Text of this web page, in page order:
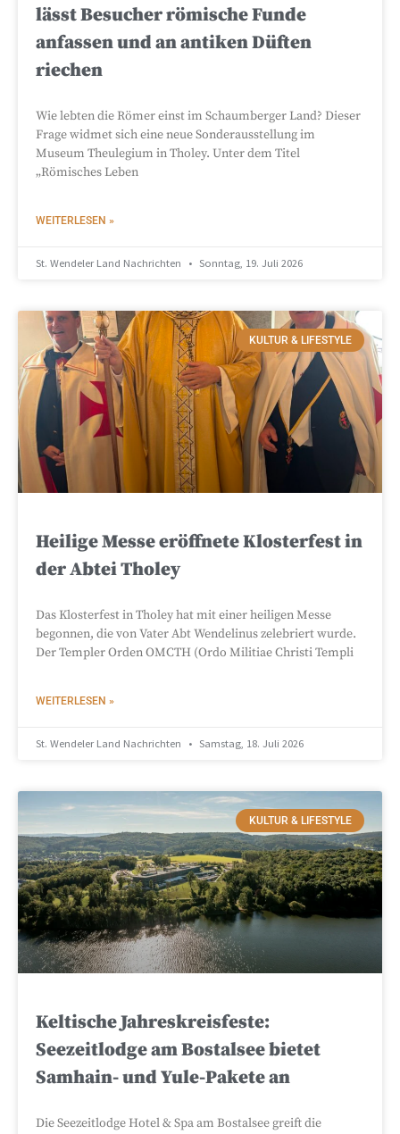
lässt Besucher römische Funde
anfassen und an antiken Düften
riechen
Wie lebten die Römer einst im Schaumberger Land? Dieser
Frage widmet sich eine neue Sonderausstellung im
Museum Theulegium in Tholey. Unter dem Titel
„Römisches Leben
WEITERLESEN »
St. Wendeler Land Nachrichten Sonntag, 19. Juli 2026
KULTUR & LIFESTYLE
Heilige Messe eröffnete Klosterfest in
der Abtei Tholey
Das Klosterfest in Tholey hat mit einer heiligen Messe
begonnen, die von Vater Abt Wendelinus zelebriert wurde.
Der Templer Orden OMCTH (Ordo Militiae Christi Templi
WEITERLESEN »
St. Wendeler Land Nachrichten Samstag, 18. Juli 2026
KULTUR & LIFESTYLE
Keltische Jahreskreisfeste:
Seezeitlodge am Bostalsee bietet
Samhain- und Yule-Pakete an
Die Seezeitlodge Hotel & Spa am Bostalsee greift die